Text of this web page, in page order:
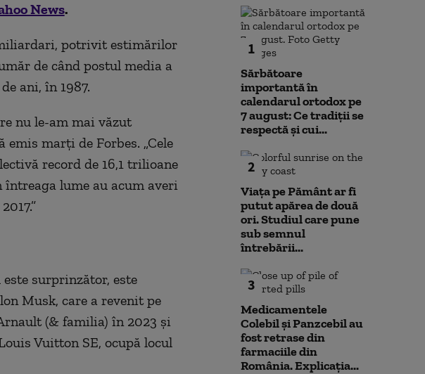
News.
potrivit estimărilor
de când postul media a
ani, în 1987.
nu le-am mai văzut
marți de Forbes. „Cele
record de 16,1 trilioane
întreaga lume au acum averi
surprinzător, este
Musk, care a revenit pe
(& familia) în 2023 și
Vuitton SE, ocupă locul
1
Sărbătoare
importantă în
calendarul ortodox pe
7 august: Ce tradiții se
respectă și cui...
2
Viața pe Pământ ar fi
putut apărea de două
ori. Studiul care pune
sub semnul
întrebării...
3
Medicamentele
Colebil și Panzcebil au
fost retrase din
farmaciile din
România. Explicația...